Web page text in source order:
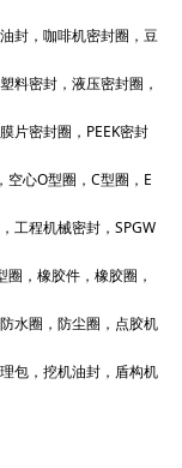
封，咖啡机密封圈，豆
料密封，液压密封圈，
片密封圈，PEEK密封
空心O型圈，C型圈，E
工程机械密封，SPGW
，橡胶件，橡胶圈，
水圈，防尘圈，点胶机
包，挖机油封，盾构机